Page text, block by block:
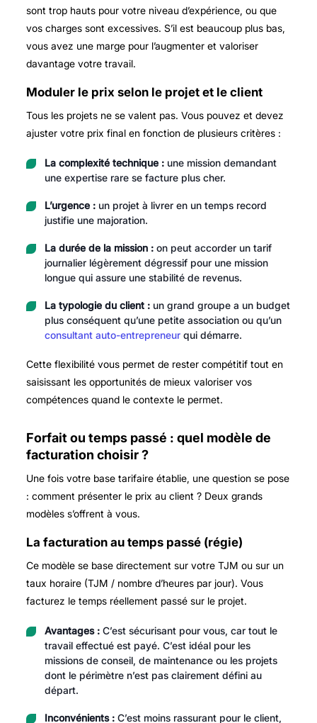
sont trop hauts pour votre niveau d’expérience, ou que
vos charges sont excessives. S’il est beaucoup plus bas,
vous avez une marge pour l’augmenter et valoriser
davantage votre travail.
Moduler le prix selon le projet et le client
Tous les projets ne se valent pas. Vous pouvez et devez
ajuster votre prix final en fonction de plusieurs critères :
La complexité technique :une mission demandant
une expertise rare se facture plus cher.
L’urgence :un projet à livrer en un temps record
justifie une majoration.
La durée de la mission :on peut accorder un tarif
journalier légèrement dégressif pour une mission
longue qui assure une stabilité de revenus.
La typologie du client :un grand groupe a un budget
plus conséquent qu’une petite association ou qu’un
consultant auto-entrepreneurqui démarre.
Cette flexibilité vous permet de rester compétitif tout en
saisissant les opportunités de mieux valoriser vos
compétences quand le contexte le permet.
Forfait ou temps passé : quel modèle de
facturation choisir ?
Une fois votre base tarifaire établie, une question se pose
: comment présenter le prix au client ? Deux grands
modèles s’offrent à vous.
La facturation au temps passé (régie)
Ce modèle se base directement sur votre TJM ou sur un
taux horaire (TJM / nombre d’heures par jour). Vous
facturez le temps réellement passé sur le projet.
Avantages :C’est sécurisant pour vous, car tout le
travail effectué est payé. C’est idéal pour les
missions de conseil, de maintenance ou les projets
dont le périmètre n’est pas clairement défini au
départ.
Inconvénients :C’est moins rassurant pour le client,